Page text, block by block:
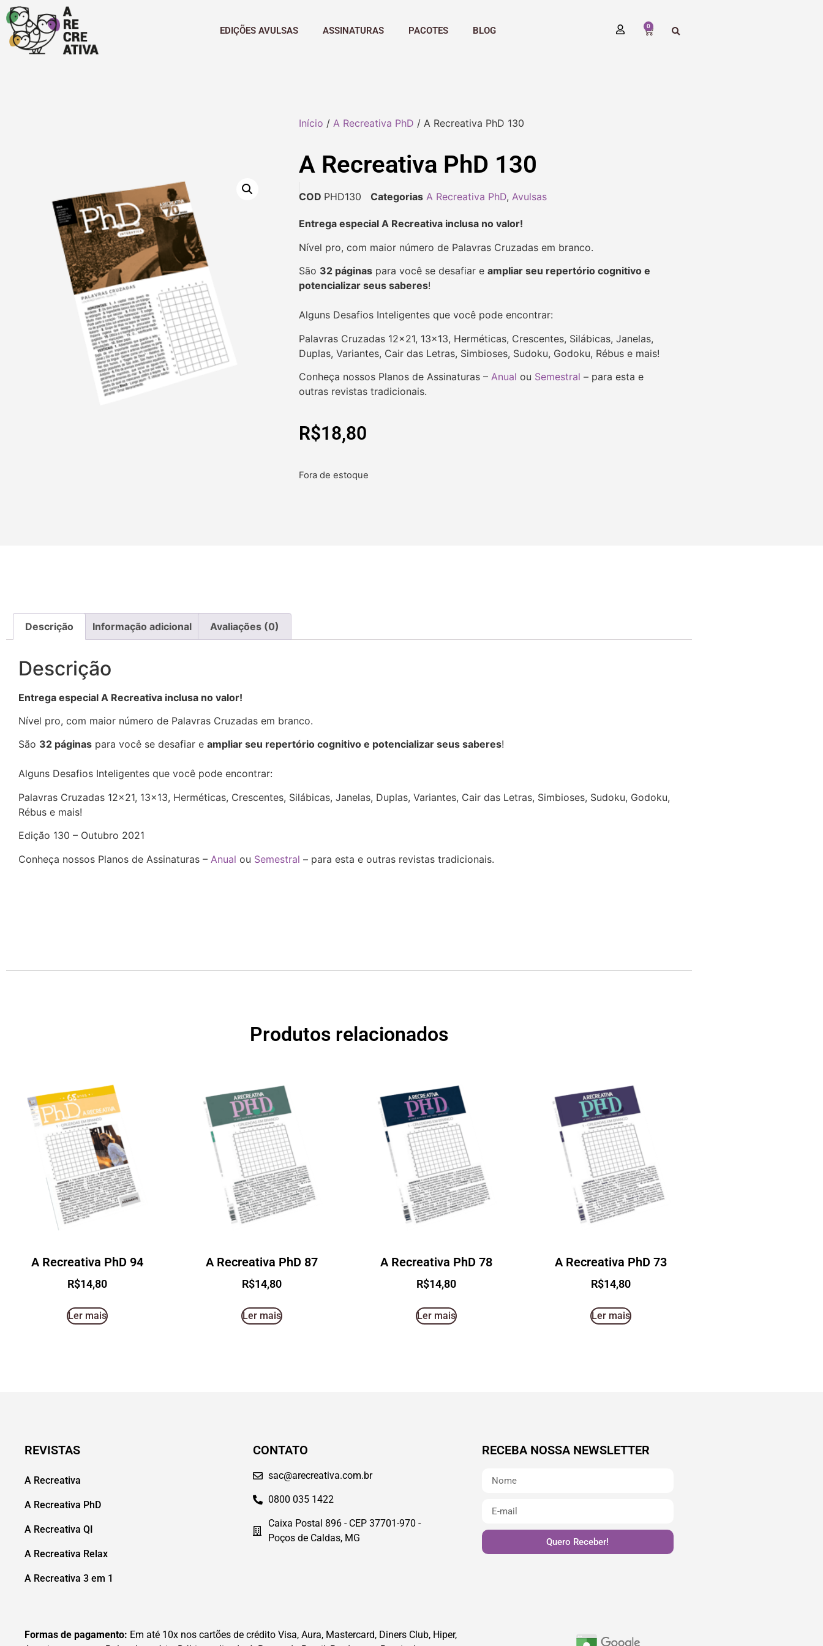
EDIÇÕES AVULSAS ASSINATURAS PACOTES BLOG 0
Início / A Recreativa PhD / A Recreativa PhD 130
A Recreativa PhD 130
COD PHD130 Categorias A Recreativa PhD, Avulsas
Entrega especial A Recreativa inclusa no valor!
Nível pro, com maior número de Palavras Cruzadas em branco.
São 32 páginas para você se desafiar e ampliar seu repertório cognitivo e
potencializar seus saberes!
Alguns Desafios Inteligentes que você pode encontrar:
Palavras Cruzadas 12×21, 13×13, Herméticas, Crescentes, Silábicas, Janelas,
Duplas, Variantes, Cair das Letras, Simbioses, Sudoku, Godoku, Rébus e mais!
Conheça nossos Planos de Assinaturas – Anual ou Semestral – para esta e
outras revistas tradicionais.
R$18,80
Fora de estoque
Descrição Informação adicional Avaliações (0)
Descrição
Entrega especial A Recreativa inclusa no valor!
Nível pro, com maior número de Palavras Cruzadas em branco.
São 32 páginas para você se desafiar e ampliar seu repertório cognitivo e potencializar seus saberes!
Alguns Desafios Inteligentes que você pode encontrar:
Palavras Cruzadas 12×21, 13×13, Herméticas, Crescentes, Silábicas, Janelas, Duplas, Variantes, Cair das Letras, Simbioses, Sudoku, Godoku,
Rébus e mais!
Edição 130 – Outubro 2021
Conheça nossos Planos de Assinaturas – Anual ou Semestral – para esta e outras revistas tradicionais.
Produtos relacionados
A Recreativa PhD 94
R$14,80
Ler mais
A Recreativa PhD 87
R$14,80
Ler mais
A Recreativa PhD 78
R$14,80
Ler mais
A Recreativa PhD 73
R$14,80
Ler mais
REVISTAS
A Recreativa
A Recreativa PhD
A Recreativa QI
A Recreativa Relax
A Recreativa 3 em 1
CONTATO
sac@arecreativa.com.br
0800 035 1422
Caixa Postal 896 - CEP 37701-970 -
Poços de Caldas, MG
RECEBA NOSSA NEWSLETTER
Quero Receber!
Formas de pagamento: Em até 10x nos cartões de crédito Visa, Aura, Mastercard, Diners Club, Hiper,